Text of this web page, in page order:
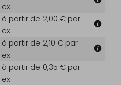
ex.
à partir de 2,00 € par
ex.
à partir de 2,10 € par
ex.
à partir de 0,35 € par
ex.